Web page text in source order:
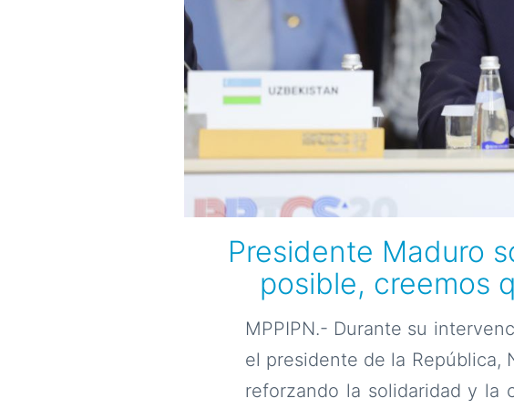
Presidente Maduro
posible, creemos
MPPIPN.- Durante su
el presidente de la República,
reforzando la solidaridad y la